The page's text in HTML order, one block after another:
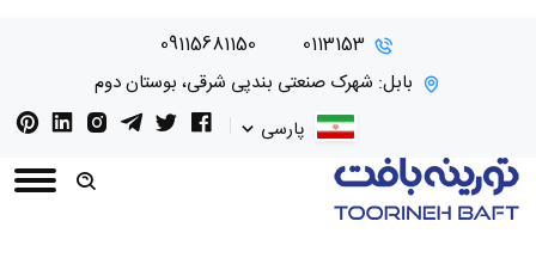
0113153
09115681150
بابل: شهرک صنعتی بندپی شرقی، بوستان دوم
پارسی